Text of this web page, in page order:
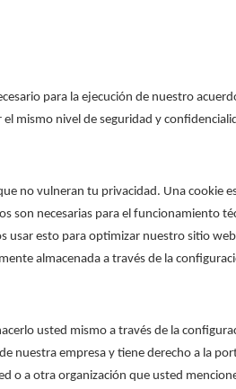
para la ejecución de nuestro
mismo nivel de seguridad y
no vulneran tu privacidad. Una
son necesarias para el funcionamiento
esto para optimizar nuestro sitio
almacenada a través de la
usted mismo a través de la
nuestra empresa y tiene derecho a la
o a otra organización que usted